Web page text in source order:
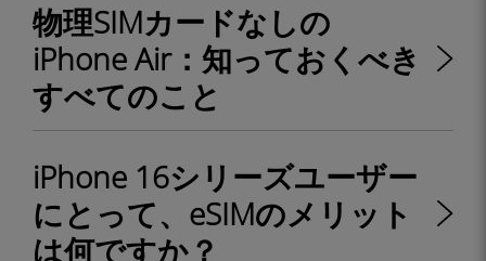
物理SIMカードなしの
iPhone Air：知っておくべき
すべてのこと
iPhone 16シリーズユーザー
にとって、eSIMのメリット
は何ですか？